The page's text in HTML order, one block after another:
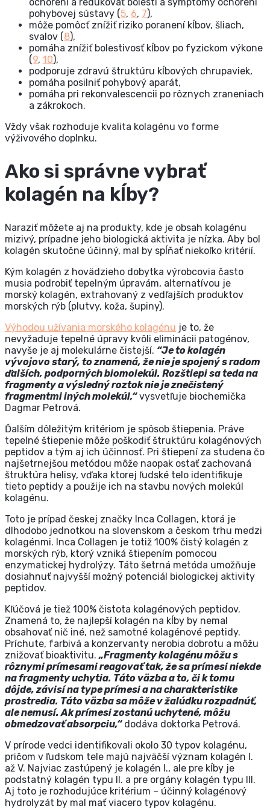
pohybovej sústavy (5, 6, 7),
môže pomôcť znížiť riziko poranení kĺbov, šliach,
svalov (8),
pomáha znížiť bolestivosť kĺbov po fyzickom výkone
(9, 10),
podporuje zdravú štruktúru kĺbových chrupaviek,
pomáha posilniť pohybový aparát,
pomáha pri rekonvalescencii po rôznych zraneniach
a zákrokoch.
Vždy však rozhoduje kvalita kolagénu vo forme
výživového doplnku.
Ako si správne vybrať
kolagén na kĺby?
Naraziť môžete aj na produkty, kde je obsah kolagénu
mizivý, prípadne jeho biologická aktivita je nízka. Aby bol
kolagén skutočne účinný, mal by spĺňať niekoľko kritérií.
Kým kolagén z hovädzieho dobytka výrobcovia často
musia podrobiť tepelným úpravám, alternatívou je
morský kolagén, extrahovaný z vedľajších produktov
morských rýb (plutvy, koža, šupiny).
Výhodou užívania morského kolagénu je to, že
nevyžaduje tepelné úpravy kvôli eliminácii patogénov,
navyše je aj molekulárne čistejší. “Je to kolagén
vývojovo starý, to znamená, že nie je spojený s radom
ďalších, podporných biomolekúl. Rozštiepi sa teda na
fragmenty a výsledný roztok nie je znečistený
fragmentmi iných molekúl,“vysvetľuje biochemička
Dagmar Petrová.
Ďalším dôležitým kritériom je spôsob štiepenia. Práve
tepelné štiepenie môže poškodiť štruktúru kolagénových
peptidov a tým aj ich účinnosť. Pri štiepení za studena čo
najšetrnejšou metódou môže naopak ostať zachovaná
štruktúra helisy, vďaka ktorej ľudské telo identifikuje
tieto peptidy a použije ich na stavbu nových molekúl
kolagénu.
Toto je prípad českej značky Inca Collagen, ktorá je
dlhodobo jednotkou na slovenskom a českom trhu medzi
kolagénmi. Inca Collagen je totiž 100% čistý kolagén z
morských rýb, ktorý vzniká štiepením pomocou
enzymatickej hydrolýzy. Táto šetrná metóda umožňuje
dosiahnuť najvyšší možný potenciál biologickej aktivity
peptidov.
Kľúčová je tiež 100% čistota kolagénových peptidov.
Znamená to, že najlepší kolagén na kĺby by nemal
obsahovať nič iné, než samotné kolagénové peptidy.
Príchute, farbivá a konzervanty nerobia dobrotu a môžu
znižovať bioaktivitu.„Fragmenty kolagénu môžu s
rôznymi prímesami reagovať tak, že sa prímesi niekde
na fragmenty uchytia. Táto väzba a to, či k tomu
dôjde, závisí na type prímesi a na charakteristike
prostredia. Táto väzba sa môže v žalúdku rozpadnúť,
ale nemusí. Ak prímesi zostanú uchytené, môžu
obmedzovať absorpciu,“dodáva doktorka Petrová.
V prírode vedci identifikovali okolo 30 typov kolagénu,
pričom v ľudskom tele majú najväčší význam kolagén I.
až V. Najviac zastúpený je kolagén I., ale pre kĺby je
podstatný kolagén typu II. a pre orgány kolagén typu III.
Aj toto je rozhodujúce kritérium – účinný kolagénový
hydrolyzát by mal mať viacero typov kolagénu.